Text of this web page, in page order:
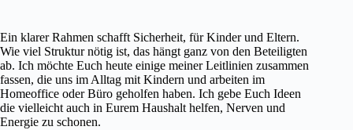
Ein klarer Rahmen schafft Sicherheit, für Kinder und Eltern.
Wie viel Struktur nötig ist, das hängt ganz von den Beteiligten
ab. Ich möchte Euch heute einige meiner Leitlinien zusammen
fassen, die uns im Alltag mit Kindern und arbeiten im
Homeoffice oder Büro geholfen haben. Ich gebe Euch Ideen
die vielleicht auch in Eurem Haushalt helfen, Nerven und
Energie zu schonen.